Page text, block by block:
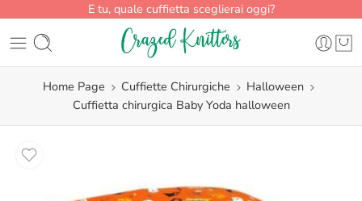
E tu, quale cuffietta sceglierai oggi?
Home Page Cuffiette Chirurgiche
Halloween
Cuffietta chirurgica Baby Yoda halloween